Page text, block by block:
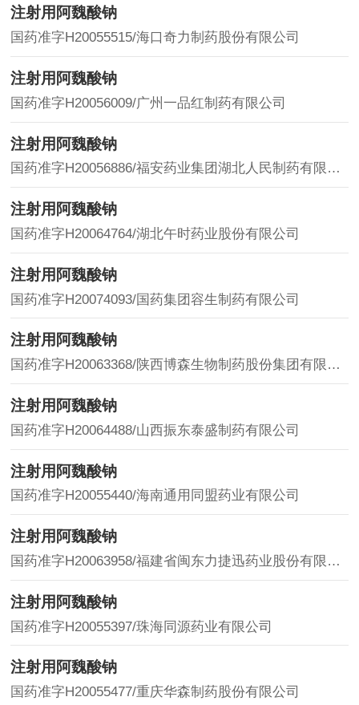
注射用阿魏酸钠
国药准字H20055515/海口奇力制药股份有限公司
注射用阿魏酸钠
国药准字H20056009/广州一品红制药有限公司
注射用阿魏酸钠
国药准字H20056886/福安药业集团湖北人民制药有限公司
注射用阿魏酸钠
国药准字H20064764/湖北午时药业股份有限公司
注射用阿魏酸钠
国药准字H20074093/国药集团容生制药有限公司
注射用阿魏酸钠
国药准字H20063368/陕西博森生物制药股份集团有限公司
注射用阿魏酸钠
国药准字H20064488/山西振东泰盛制药有限公司
注射用阿魏酸钠
国药准字H20055440/海南通用同盟药业有限公司
注射用阿魏酸钠
国药准字H20063958/福建省闽东力捷迅药业股份有限公司
注射用阿魏酸钠
国药准字H20055397/珠海同源药业有限公司
注射用阿魏酸钠
国药准字H20055477/重庆华森制药股份有限公司